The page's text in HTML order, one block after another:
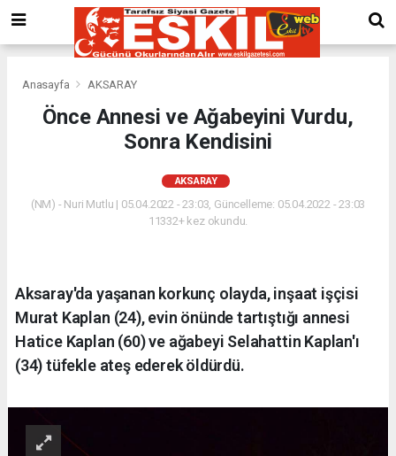
Anasayfa AKSARAY
Önce Annesi ve Ağabeyini Vurdu,
Sonra Kendisini
AKSARAY
(NM) - Nuri Mutlu | 05.04.2022 - 23:03, Güncelleme: 05.04.2022 - 23:03
11332+ kez okundu.
Aksaray'da yaşanan korkunç olayda, inşaat işçisi
Murat Kaplan (24), evin önünde tartıştığı annesi
Hatice Kaplan (60) ve ağabeyi Selahattin Kaplan'ı
(34) tüfekle ateş ederek öldürdü.